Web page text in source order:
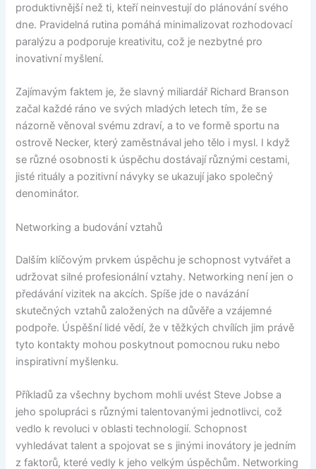
produktivnější než ti, kteří neinvestují do plánování svého
dne. Pravidelná rutina pomáhá minimalizovat rozhodovací
paralýzu a podporuje kreativitu, což je nezbytné pro
inovativní myšlení.
Zajímavým faktem je, že slavný miliardář Richard Branson
začal každé ráno ve svých mladých letech tím, že se
názorně věnoval svému zdraví, a to ve formě sportu na
ostrově Necker, který zaměstnával jeho tělo i mysl. I když
se různé osobnosti k úspěchu dostávají různými cestami,
jisté rituály a pozitivní návyky se ukazují jako společný
denominátor.
Networking a budování vztahů
Dalším klíčovým prvkem úspěchu je schopnost vytvářet a
udržovat silné profesionální vztahy. Networking není jen o
předávání vizitek na akcích. Spíše jde o navázání
skutečných vztahů založených na důvěře a vzájemné
podpoře. Úspěšní lidé vědí, že v těžkých chvílích jim právě
tyto kontakty mohou poskytnout pomocnou ruku nebo
inspirativní myšlenku.
Příkladů za všechny bychom mohli uvést Steve Jobse a
jeho spolupráci s různými talentovanými jednotlivci, což
vedlo k revoluci v oblasti technologií. Schopnost
vyhledávat talent a spojovat se s jinými inovátory je jedním
z faktorů, které vedly k jeho velkým úspěchům. Networking